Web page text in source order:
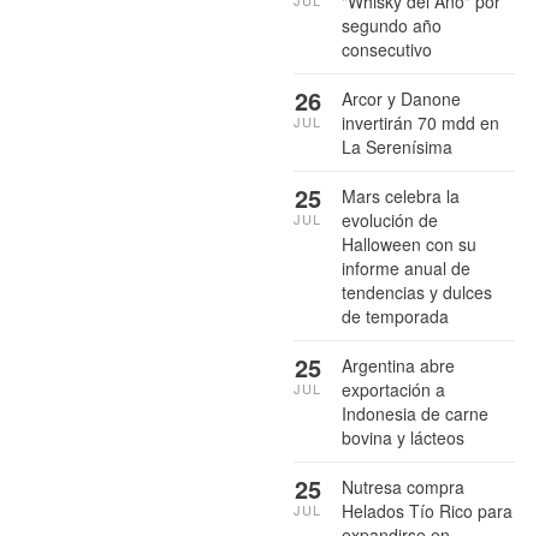
segundo año
consecutivo
Arcor y Danone
invertirán 70 mdd en
La Serenísima
26
JUL
Mars celebra la
evolución de
Halloween con su
informe anual de
tendencias y dulces
de temporada
25
JUL
Argentina abre
exportación a
Indonesia de carne
bovina y lácteos
25
JUL
Nutresa compra
Helados Tío Rico para
25
JUL